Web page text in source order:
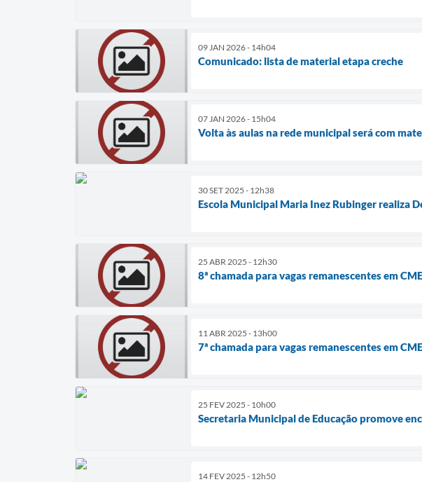
09 JAN 2026 - 14h04
Comunicado: lista de material etapa creche
07 JAN 2026 - 15h04
Volta às aulas na rede municipal será com
30 SET 2025 - 12h38
Escola Municipal Maria Inez Rubinger realiza
25 ABR 2025 - 12h30
8ª chamada para vagas remanescentes em
11 ABR 2025 - 13h00
7ª chamada para vagas remanescentes em
25 FEV 2025 - 10h00
Secretaria Municipal de Educação promove
14 FEV 2025 - 12h50